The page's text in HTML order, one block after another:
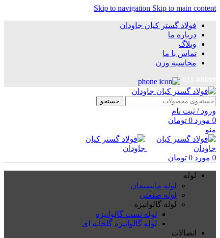
Skip to navigation Skip to main content
فولاد گستر کیان جاودان
درباره ما
وبلاگ
تماس با ما
محاسبه وزن
جستجو
ورود / ثبت نام
0 مورد 0 تومان
منو
0 مورد 0 تومان
لوله
لوله مانیسمان
لوله صنعتی
لوله گالوانیزه
لوله تست گالوانیزه
لوله گالوانیزه گلخانه ای
اتصالات